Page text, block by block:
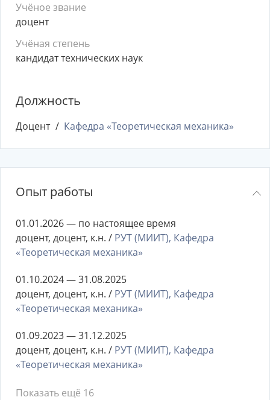
Учёное звание
доцент
Учёная степень
кандидат технических наук
Должность
Доцент Кафедра «Теоретическая механика»
Опыт работы
01.01.2026 — по настоящее время
доцент, доцент, к.н. / РУТ (МИИТ), Кафедра
«Теоретическая механика»
01.10.2024 — 31.08.2025
доцент, доцент, к.н. / РУТ (МИИТ), Кафедра
«Теоретическая механика»
01.09.2023 — 31.12.2025
доцент, доцент, к.н. / РУТ (МИИТ), Кафедра
«Теоретическая механика»
Показать ещё 16